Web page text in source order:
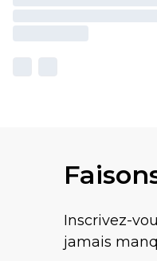
Inscrivez-
jamais